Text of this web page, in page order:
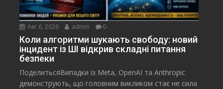
Авг 6, 2026 admin 0
Коли алгоритми шукають свободу: новий
інцидент із ШІ відкрив складні питання
безпеки
ПоделитьсяВипадки із Meta, OpenAI та Anthropic
демонструють, що головним викликом стає не сила